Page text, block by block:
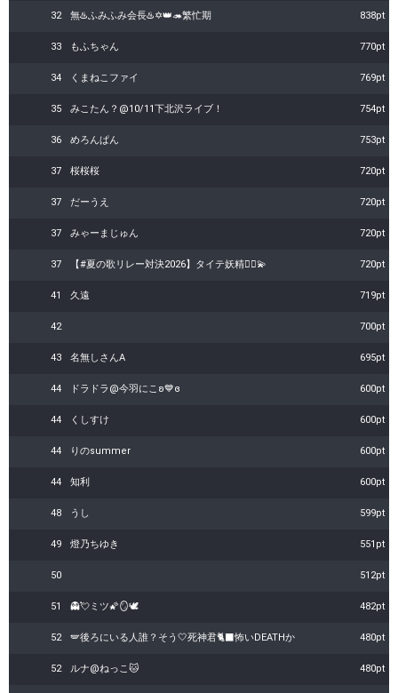
32 無♨️ふみふみ会長♨️✡️👑🦔繁忙期 838pt
33 もふちゃん 770pt
34 くまねこファイ 769pt
35 みこたん？@10/11下北沢ライブ！ 754pt
36 めろんぱん 753pt
37 桜桜桜 720pt
37 だーうえ 720pt
37 みゃーまじゅん 720pt
37 【#夏の歌リレー対決2026】タイテ妖精🧚‍♀️💫 720pt
41 久遠 719pt
42 700pt
43 名無しさんA 695pt
44 ドラドラ@今羽にこʚ💙ɞ 600pt
44 くしすけ 600pt
44 りのsummer 600pt
44 知利 600pt
48 うし 599pt
49 燈乃ちゆき 551pt
50 512pt
51 👻💘ミツ🌠🪞🕊‎ 482pt
52 🪽後ろにいる人誰？そう🤍死神君🐈‍⬛怖いDEATHか 480pt
52 ルナ@ねっこ🐱 480pt